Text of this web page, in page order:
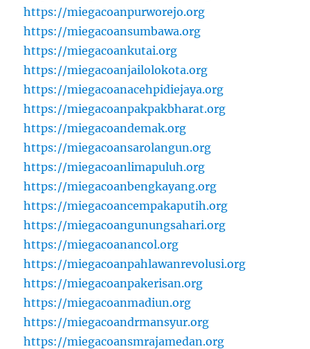
https://miegacoanpurworejo.org
https://miegacoansumbawa.org
https://miegacoankutai.org
https://miegacoanjailolokota.org
https://miegacoanacehpidiejaya.org
https://miegacoanpakpakbharat.org
https://miegacoandemak.org
https://miegacoansarolangun.org
https://miegacoanlimapuluh.org
https://miegacoanbengkayang.org
https://miegacoancempakaputih.org
https://miegacoangunungsahari.org
https://miegacoanancol.org
https://miegacoanpahlawanrevolusi.org
https://miegacoanpakerisan.org
https://miegacoanmadiun.org
https://miegacoandrmansyur.org
https://miegacoansmrajamedan.org